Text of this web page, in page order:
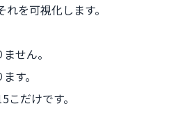
れを可視化します。
せん。
す。
だけです。